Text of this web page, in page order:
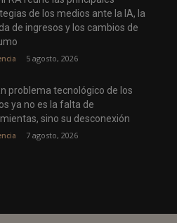
de los medios ante la IA, la
de ingresos y los cambios de
5 agosto, 2026
problema tecnológico de los
ya no es la falta de
sino su desconexión
7 agosto, 2026